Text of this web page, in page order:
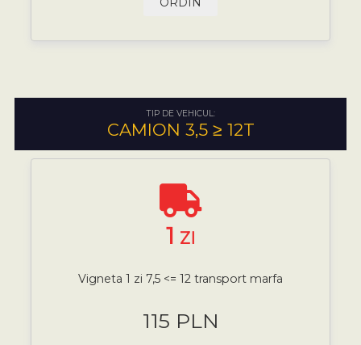
TIP DE VEHICUL:
CAMION 3,5 ≥ 12T
1 ZI
Vigneta 1 zi 7,5 <= 12 transport marfa
115 PLN